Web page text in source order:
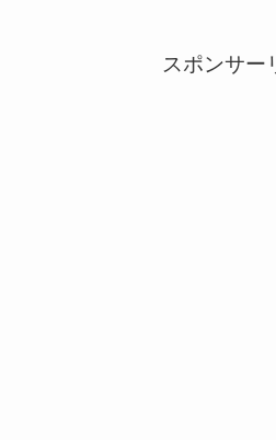
スポンサー